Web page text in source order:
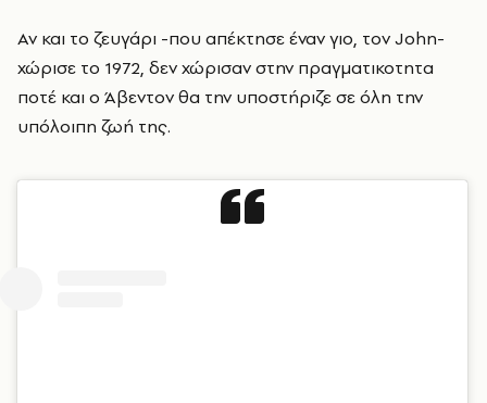
Αν και το ζευγάρι -που απέκτησε έναν γιο, τον John-
χώρισε το 1972, δεν χώρισαν στην πραγματικοτητα
ποτέ και ο Άβεντον θα την υποστήριζε σε όλη την
υπόλοιπη ζωή της.